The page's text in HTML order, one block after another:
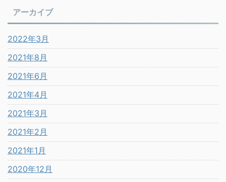
アーカイブ
2022年3月
2021年8月
2021年6月
2021年4月
2021年3月
2021年2月
2021年1月
2020年12月